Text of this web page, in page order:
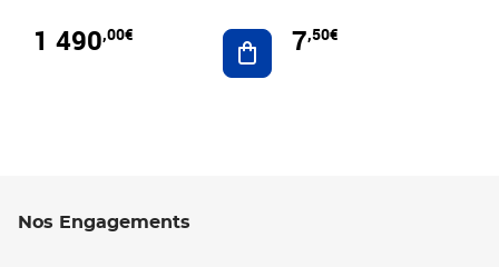
1 490,00€ Ajouter au panier
7,50€
Nos Engagements